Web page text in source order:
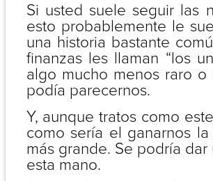
Si usted suele seguir las
esto probablemente le
una historia bastante
finanzas les llaman “los
algo mucho menos raro
podía parecernos.
Y, aunque tratos como
como sería el ganarnos
más grande. Se podría
esta mano.